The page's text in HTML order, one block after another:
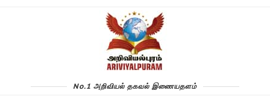
No.1 அறிவியல் தகவல் இணையதளம்